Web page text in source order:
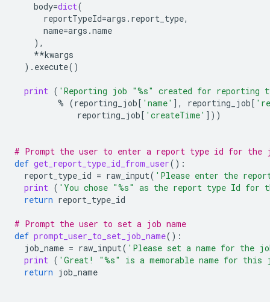
body=dict(
reportTypeId=args . report_type,
name=args .name
),
**kwargs
) . execute()
print ( 'Reporting job "%s" created for reporting
% (reporting_job[ 'name' ], reporting_job[
reporting_job[ 'createTime' ]))
# Prompt the user to enter a report type id for the
def get_report_type_id_from_user():
report_type_id = raw_input( 'Please enter the
print ( 'You chose "%s" as the report type Id for
return report_type_id
# Prompt the user to set a job name
def prompt_user_to_set_job_name():
job_name = raw_input( 'Please set a name for the
print ( 'Great! "%s" is a memorable name for
return job_name